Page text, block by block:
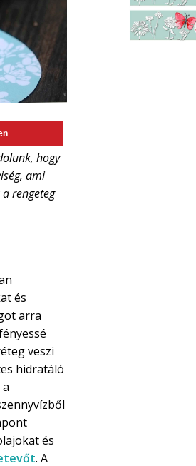
hogy
ami
rengeteg
és
arra
veszi
hidratáló
a
és
. A